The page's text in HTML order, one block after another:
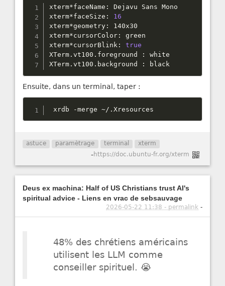
xterm*faceName :
Dejavu Sans Mono
xterm*faceSize :
16
xterm*geometry :
140x30
xterm*cursorColor :
green
xterm*cursorBlink :
true
XTerm .vt100 . foreground :
white
XTerm .vt100 . background : black
Ensuite, dans un terminal, taper :
xrdb -merge ~/ .Xresources
astuce paramètrage terminal xterm
-https://doc.ubuntu-fr.org/xterm
Deus ex machina: Half of US Christians trust AI's
spiritual advice - Liens en vrac de sebsauvage
2026-05-22 11:38 - permalink -
48% des chrétiens américains
utilisent les LLM comme
conseiller spirituel. 😭